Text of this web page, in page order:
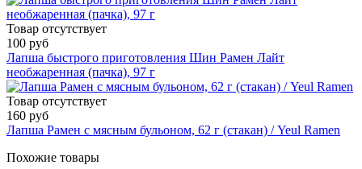
Товар отсутствует
100 руб
Лапша быстрого приготовления Шин Рамен Лайт
необжаренная (пачка), 97 г
Товар отсутствует
160 руб
Лапша Рамен с мясным бульоном, 62 г (стакан) / Yeul Ramen
Похожие товары